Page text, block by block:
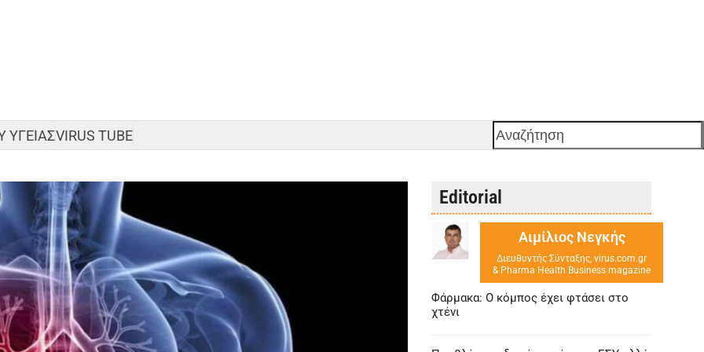
ΥΓΕΙΑΣVIRUS TUBE Αναζήτηση
Editorial
Αιμίλιος Νεγκής
Διευθυντής Σύνταξης, virus.com.gr
& Pharma Health Business magazine
Φάρμακα: Ο κόμπος έχει φτάσει στο
χτένι